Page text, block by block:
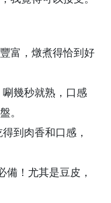
富，燉煮得恰到好
幾秒就熟，口感
。
到肉香和口感，
備！尤其是豆皮，